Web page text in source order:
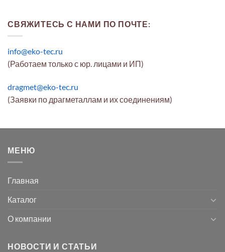
СВЯЖИТЕСЬ С НАМИ ПО ПОЧТЕ:
info@eko-tec.ru
(Работаем только с юр. лицами и ИП)
dragmet@eko-tec.ru
(Заявки по драгметаллам и их соединениям)
МЕНЮ
Главная
Каталог
О компании
НОВОСТИ И СТАТЬИ